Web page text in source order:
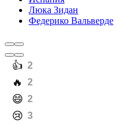
Люка Зидан
Федерико Вальверде
️👍 2
️🔥 2
️😄 2
️😢 3